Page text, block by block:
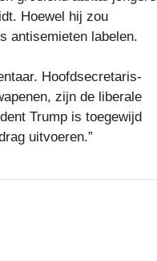
Hoewel hij zou
antisemieten labelen.
Hoofdsecretaris-
zijn de liberale
Trump is toegewijd
uitvoeren.”